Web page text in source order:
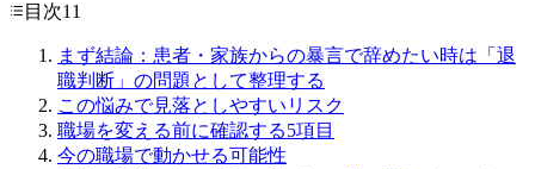
目次11
まず結論：患者・家族からの暴言で辞めたい時は「退
職判断」の問題として整理する
この悩みで見落としやすいリスク
職場を変える前に確認する5項目
今の職場で動かせる可能性